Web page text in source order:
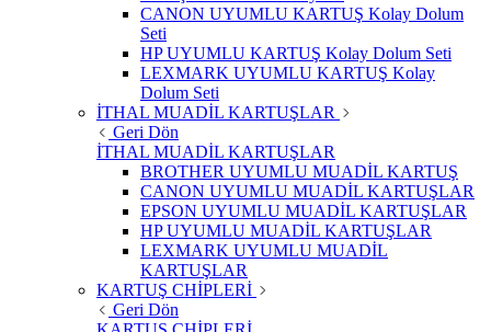
CANON UYUMLU KARTUŞ Kolay Dolum
Seti
HP UYUMLU KARTUŞ Kolay Dolum Seti
LEXMARK UYUMLU KARTUŞ Kolay
Dolum Seti
İTHAL MUADİL KARTUŞLAR
Geri Dön
İTHAL MUADİL KARTUŞLAR
BROTHER UYUMLU MUADİL KARTUŞ
CANON UYUMLU MUADİL KARTUŞLAR
EPSON UYUMLU MUADİL KARTUŞLAR
HP UYUMLU MUADİL KARTUŞLAR
LEXMARK UYUMLU MUADİL
KARTUŞLAR
KARTUŞ CHİPLERİ
Geri Dön